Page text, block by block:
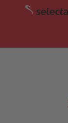
PASSER